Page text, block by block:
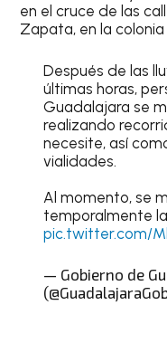
en el cruce de las
Zapata, en la
Después de las
últimas horas,
Guadalajara se
realizando
necesite, así
vialidades.
Al momento, se
temporalmente
pic.twitter.com/
— Gobierno de